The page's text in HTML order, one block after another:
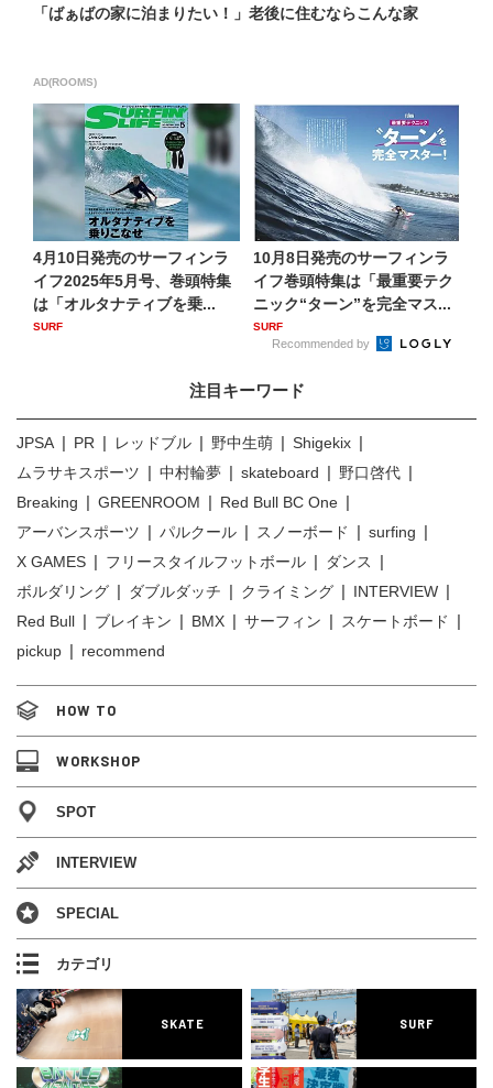
「ばぁばの家に泊まりたい！」老後に住むならこんな家
AD(ROOMS)
4月10日発売のサーフィンラ
イフ2025年5月号、巻頭特集
は「オルタナティブを乗...
SURF
10月8日発売のサーフィンラ
イフ巻頭特集は「最重要テク
ニック“ターン”を完全マス...
SURF
Recommended by
注目キーワード
JPSA PR レッドブル 野中生萌
Shigekix
ムラサキスポーツ
中村輪夢 skateboard
野口啓代
Breaking
GREENROOM
Red Bull BC One
アーバンスポーツ
パルクール スノーボード
surfing
X GAMES
フリースタイルフットボール
ダンス
ボルダリング
ダブルダッチ クライミング
INTERVIEW
Red Bull
ブレイキン BMX サーフィン
スケートボード
pickup
recommend
HOW TO
WORKSHOP
SPOT
INTERVIEW
SPECIAL
カテゴリ
SKATE SURF